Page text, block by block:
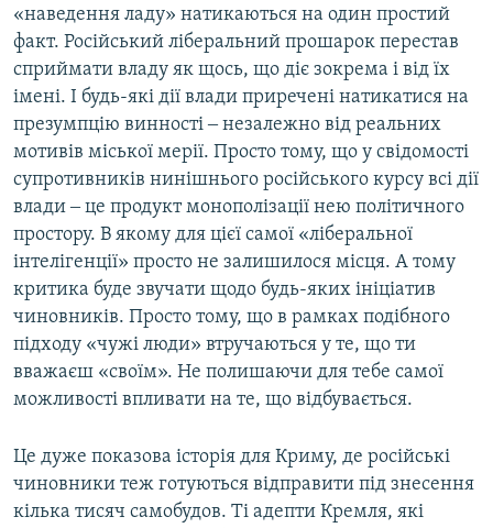
«наведення ладу» натикаються на один простий
факт. Російський ліберальний прошарок перестав
сприймати владу як щось, що діє зокрема і від їх
імені. І будь-які дії влади приречені натикатися на
презумпцію винності ‒ незалежно від реальних
мотивів міської мерії. Просто тому, що у свідомості
супротивників нинішнього російського курсу всі дії
влади ‒ це продукт монополізації нею політичного
простору. В якому для цієї самої «ліберальної
інтелігенції» просто не залишилося місця. А тому
критика буде звучати щодо будь-яких ініціатив
чиновників. Просто тому, що в рамках подібного
підходу «чужі люди» втручаються у те, що ти
вважаєш «своїм». Не полишаючи для тебе самої
можливості впливати на те, що відбувається.
Це дуже показова історія для Криму, де російські
чиновники теж готуються відправити під знесення
кілька тисяч самобудов. Ті адепти Кремля, які